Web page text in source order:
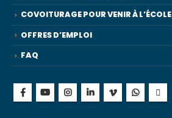
COVOITURAGE POUR VENIR À L’ÉCOLE
OFFRES D’EMPLOI
FAQ